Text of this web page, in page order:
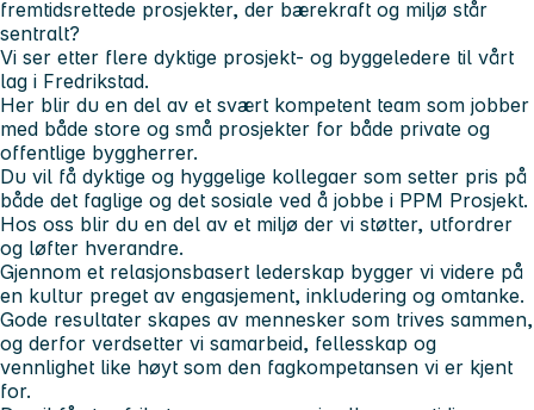
fremtidsrettede prosjekter, der bærekraft og miljø står
sentralt?
Vi ser etter flere dyktige prosjekt- og byggeledere til vårt
lag i Fredrikstad.
Her blir du en del av et svært kompetent team som jobber
med både store og små prosjekter for både private og
offentlige byggherrer.
Du vil få dyktige og hyggelige kollegaer som setter pris på
både det faglige og det sosiale ved å jobbe i PPM Prosjekt.
Hos oss blir du en del av et miljø der vi støtter, utfordrer
og løfter hverandre.
Gjennom et relasjonsbasert lederskap bygger vi videre på
en kultur preget av engasjement, inkludering og omtanke.
Gode resultater skapes av mennesker som trives sammen,
og derfor verdsetter vi samarbeid, fellesskap og
vennlighet like høyt som den fagkompetansen vi er kjent
for.